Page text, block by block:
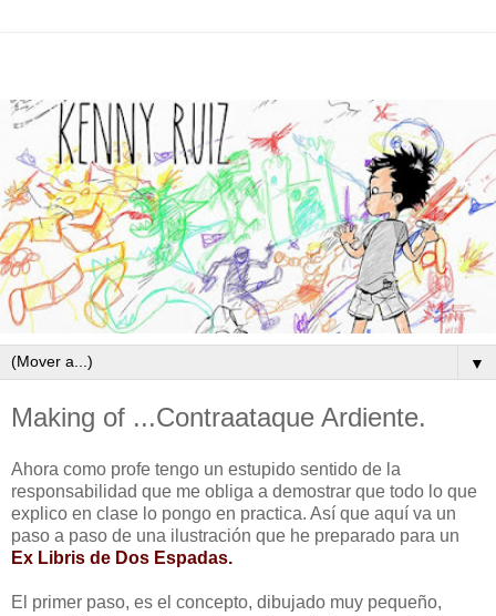
▼
Making of ...Contraataque Ardiente.
Ahora como profe tengo un estupido sentido de la
responsabilidad que me obliga a demostrar que todo lo que
explico en clase lo pongo en practica. Así que aquí va un
paso a paso de una ilustración que he preparado para un
Ex Libris de Dos Espadas.
El primer paso, es el concepto, dibujado muy pequeño,